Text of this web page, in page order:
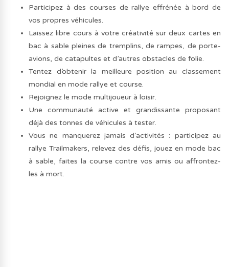
Participez à des courses de rallye effrénée à bord de
vos propres véhicules.
Laissez libre cours à votre créativité sur deux cartes en
bac à sable pleines de tremplins, de rampes, de porte-
avions, de catapultes et d’autres obstacles de folie.
Tentez d’obtenir la meilleure position au classement
mondial en mode rallye et course.
Rejoignez le mode multijoueur à loisir.
Une communauté active et grandissante proposant
déjà des tonnes de véhicules à tester.
Vous ne manquerez jamais d’activités : participez au
rallye Trailmakers, relevez des défis, jouez en mode bac
à sable, faites la course contre vos amis ou affrontez-
les à mort.